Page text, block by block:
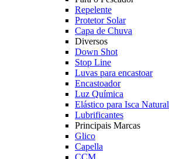
Repelente
Protetor Solar
Capa de Chuva
Diversos
Down Shot
Stop Line
Luvas para encastoar
Encastoador
Luz Química
Elástico para Isca Natural
Lubrificantes
Principais Marcas
Glico
Capella
CCM